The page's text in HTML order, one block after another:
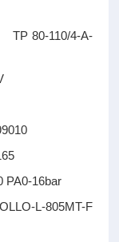
80-110/4-A-
16bar
L-805MT-F